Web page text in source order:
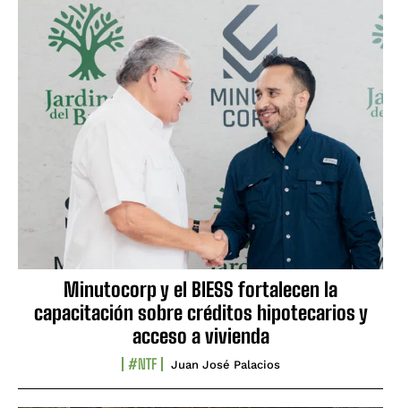
Minutocorp y el BIESS fortalecen la
capacitación sobre créditos hipotecarios y
acceso a vivienda
#NTF Juan José Palacios